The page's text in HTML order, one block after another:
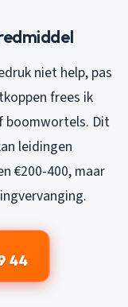
niet help, pas
frees ik
boomwortels. Dit
leidingen
€200-400, maar
44